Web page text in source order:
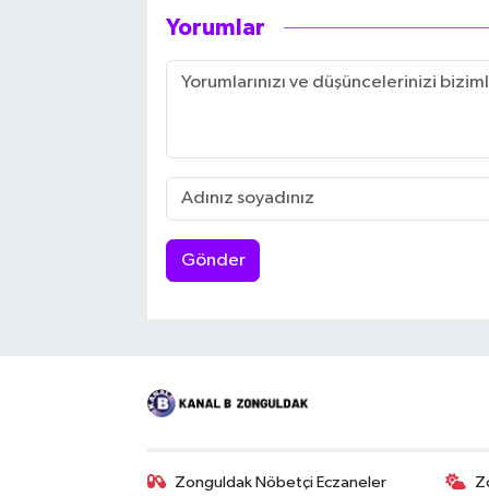
Yorumlar
Gönder
Zonguldak Nöbetçi Eczaneler